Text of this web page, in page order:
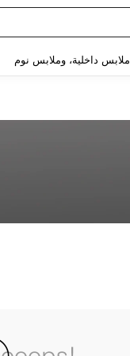
ملابس داخلية، وملابس نوم